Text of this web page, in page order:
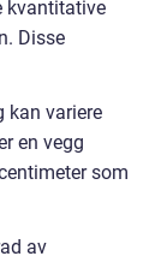
kvantitative
Disse
kan variere
en vegg
som
av